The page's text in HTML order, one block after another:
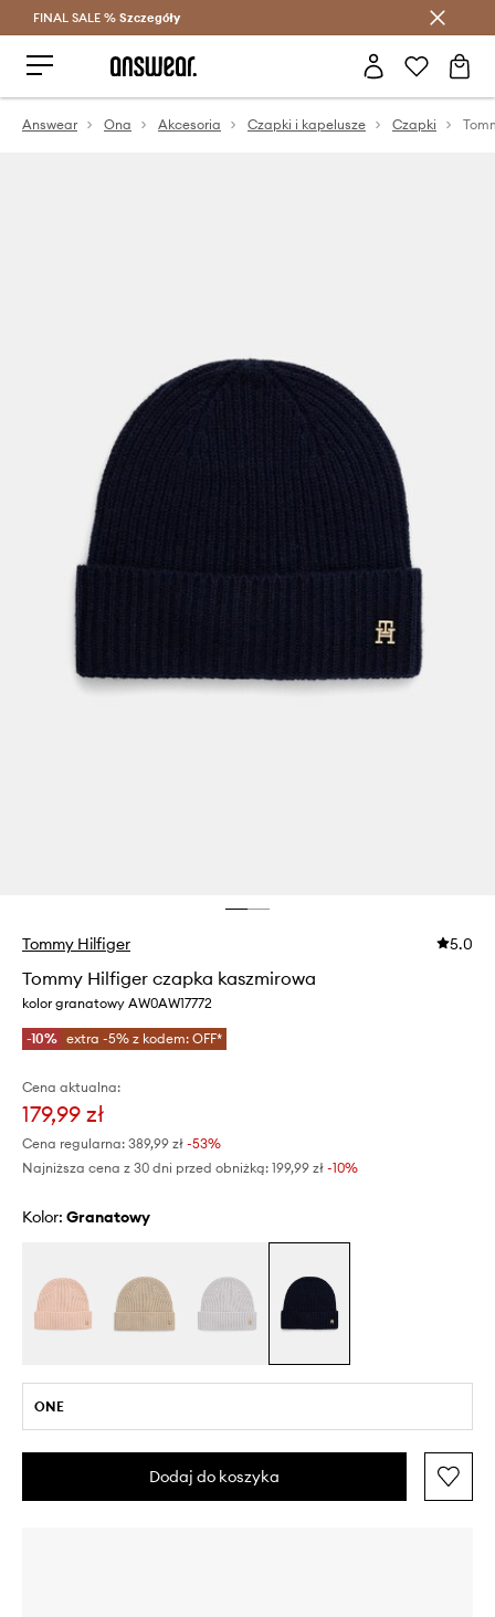
Oszczędzaj z Answear Club >
FINAL SALE % Szczegóły
Answear Ona Akcesoria Czapki i kapelusze Czapki
Tommy Hilfiger 5.0
Tommy Hilfiger czapka kaszmirowa
kolor granatowy AW0AW17772
-10% extra -5% z kodem: OFF*
Cena aktualna:
179,99 zł
Cena regularna: 389,99 zł -53%
Najniższa cena z 30 dni przed obniżką: 199,99 zł -10%
Kolor: granatowy
ONE
Dodaj do koszyka